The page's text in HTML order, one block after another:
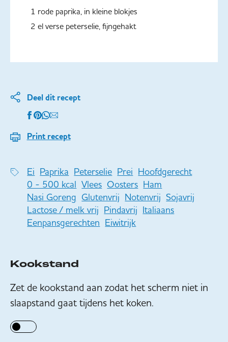
1 rode paprika, in kleine blokjes
2 el verse peterselie, fijngehakt
Deel dit recept
Print recept
Ei Paprika Peterselie Prei Hoofdgerecht
0 - 500 kcal Vlees Oosters Ham
Nasi Goreng Glutenvrij Notenvrij Sojavrij
Lactose / melk vrij Pindavrij Italiaans
Eenpansgerechten Eiwitrijk
Kookstand
Zet de kookstand aan zodat het scherm niet in
slaapstand gaat tijdens het koken.